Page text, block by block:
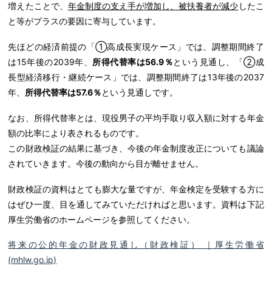
増えたことで、 年金制度の支え手が増加し、被扶養者が減少 したこ
と等がプラスの要因に寄与しています。
先ほどの経済前提の「①高成長実現ケース」では、調整期間終了
は15年後の2039年、 所得代替率は56.9％という見通し、「②成
長型経済移行・継続ケース」では、調整期間終了は13年後の2037
年、 所得代替率は57.6％という見通しです。
なお、所得代替率とは、現役男子の平均手取り収入額に対する年金
額の比率により表されるものです。
この財政検証の結果に基づき、今後の年金制度改正についても議論
されていきます。今後の動向から目が離せません。
財政検証の資料はとても膨大な量ですが、年金検定を受験する方に
はぜひ一度、目を通してみていただければと思います。資料は下記
厚生労働省のホームページを参照してください。
将来の公的年金の財政見通し（財政検証） ｜厚生労働省
(mhlw.go.jp)